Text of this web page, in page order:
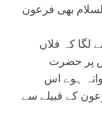
بھی فرعون
لگا کہ فلاں
پر حضرت
ہوے اس
کے قبیلے سے